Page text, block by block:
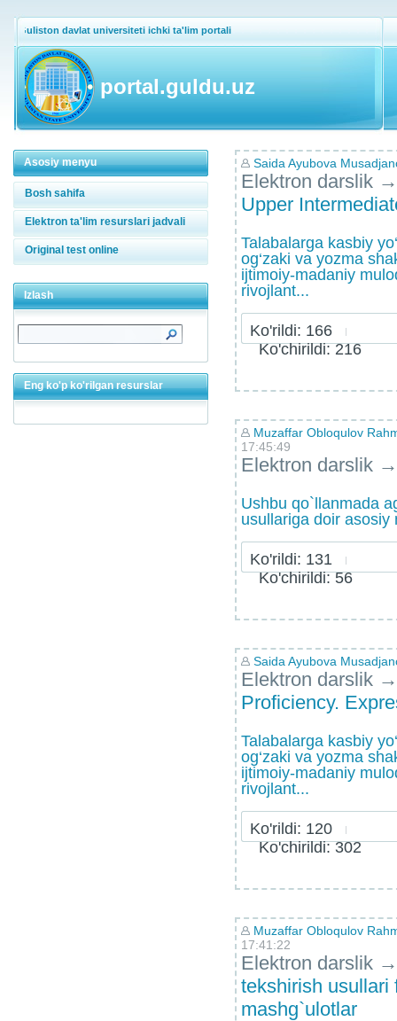
Guliston davlat universiteti ichki ta'lim portali
portal.guldu.uz
Asosiy menyu
Bosh sahifa
Elektron ta'lim resurslari jadvali
Original test online
Izlash
Eng ko'p ko'rilgan resurslar
Saida Ayubova
Elektron darslik →
Upper
Talabalarga kasbiy
og‘zaki va yozma
ijtimoiy-madaniy
rivojlant...
Ko'rildi: 166
Ko'chirildi: 216
Muzaffar Obloqulov
17:45:49
Elektron darslik →
Ushbu qo`llanmada
usullariga doir asosiy
Ko'rildi: 131
Ko'chirildi: 56
Saida Ayubova
Elektron darslik →
Proficiency.
Talabalarga kasbiy
og‘zaki va yozma
ijtimoiy-madaniy
rivojlant...
Ko'rildi: 120
Ko'chirildi: 302
Muzaffar Obloqulov
17:41:22
Elektron darslik →
tekshirish usullari
mashg`ulotlar